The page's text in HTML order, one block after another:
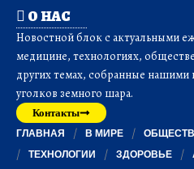
О НАС
Новостной блок с актуальными
медицине, технологиях,
других темах, собранные
уголков земного шара.
Контакты
ГЛАВНАЯ В МИРЕ
ТЕХНОЛОГИИ
ЗДОРОВЬЕ